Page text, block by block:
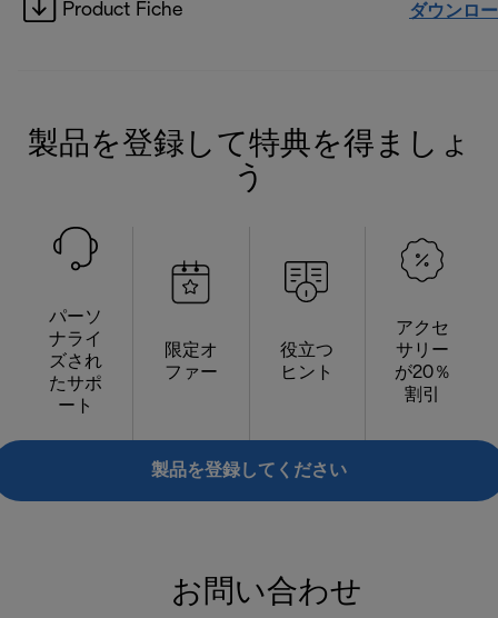
Product Fiche ダウンロ
製品を登録して特典を得ましょ
う
パーソ
ナライ
ズされ
たサポ
ート
限定オ
ファー
役立つ
ヒント
アクセ
サリー
が20％
割引
製品を登録してください
お問い合わせ